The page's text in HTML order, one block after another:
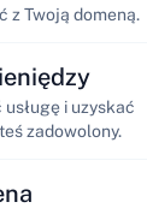
z Twoją domeną.
i uzyskać
zadowolony.